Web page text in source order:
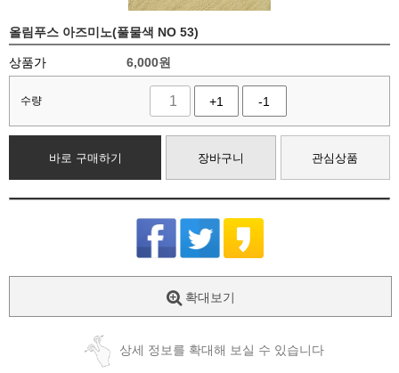
올림푸스 아즈미노(풀물색 NO 53)
상품가 6,000원
수량 +1 -1
바로 구매하기 장바구니 관심상품
확대보기
상세 정보를 확대해 보실 수 있습니다